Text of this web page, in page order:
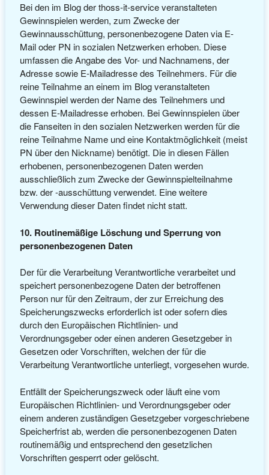
Bei den im Blog der thoss-it-service veranstalteten
Gewinnspielen werden, zum Zwecke der
Gewinnausschüttung, personenbezogene Daten via E-
Mail oder PN in sozialen Netzwerken erhoben. Diese
umfassen die Angabe des Vor- und Nachnamens, der
Adresse sowie E-Mailadresse des Teilnehmers. Für die
reine Teilnahme an einem im Blog veranstalteten
Gewinnspiel werden der Name des Teilnehmers und
dessen E-Mailadresse erhoben. Bei Gewinnspielen über
die Fanseiten in den sozialen Netzwerken werden für die
reine Teilnahme Name und eine Kontaktmöglichkeit (meist
PN über den Nickname) benötigt. Die in diesen Fällen
erhobenen, personenbezogenen Daten werden
ausschließlich zum Zwecke der Gewinnspielteilnahme
bzw. der -ausschüttung verwendet. Eine weitere
Verwendung dieser Daten findet nicht statt.
10. Routinemäßige Löschung und Sperrung von
personenbezogenen Daten
Der für die Verarbeitung Verantwortliche verarbeitet und
speichert personenbezogene Daten der betroffenen
Person nur für den Zeitraum, der zur Erreichung des
Speicherungszwecks erforderlich ist oder sofern dies
durch den Europäischen Richtlinien- und
Verordnungsgeber oder einen anderen Gesetzgeber in
Gesetzen oder Vorschriften, welchen der für die
Verarbeitung Verantwortliche unterliegt, vorgesehen wurde.
Entfällt der Speicherungszweck oder läuft eine vom
Europäischen Richtlinien- und Verordnungsgeber oder
einem anderen zuständigen Gesetzgeber vorgeschriebene
Speicherfrist ab, werden die personenbezogenen Daten
routinemäßig und entsprechend den gesetzlichen
Vorschriften gesperrt oder gelöscht.